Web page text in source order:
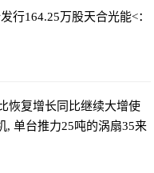
行164.25万股天合光能<：
恢复增长同比继续大增使
, 单台推力25吨的涡扇35来